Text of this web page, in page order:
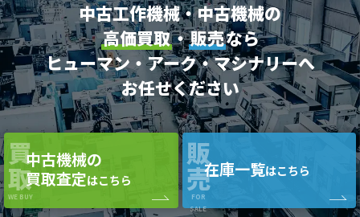
中古工作機械・中古機械の
高価買取・販売なら
ヒューマン・アーク・マシナリーへ
お任せください
買
取
WE BUY
中古機械の
買取査定はこちら
販
売
FOR
SALE
在庫一覧はこちら